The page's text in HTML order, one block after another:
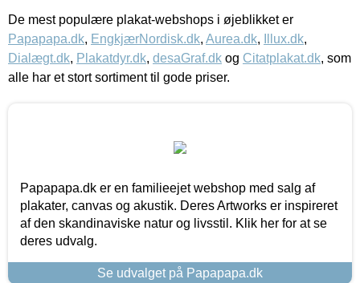
De mest populære plakat-webshops i øjeblikket er
Papapapa.dk, EngkjærNordisk.dk, Aurea.dk, Illux.dk,
Dialægt.dk, Plakatdyr.dk, desaGraf.dk og Citatplakat.dk, som
alle har et stort sortiment til gode priser.
Papapapa.dk er en familieejet webshop med salg af
plakater, canvas og akustik. Deres Artworks er inspireret
af den skandinaviske natur og livsstil. Klik her for at se
deres udvalg.
Se udvalget på Papapapa.dk